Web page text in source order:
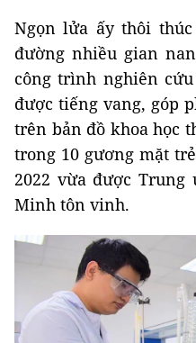
Ngọn lửa ấy thôi
đường nhiều gian
công trình nghiên
được tiếng vang, góp
trên bản đồ khoa học
trong 10 gương mặt
2022 vừa được Trung
Minh tôn vinh.